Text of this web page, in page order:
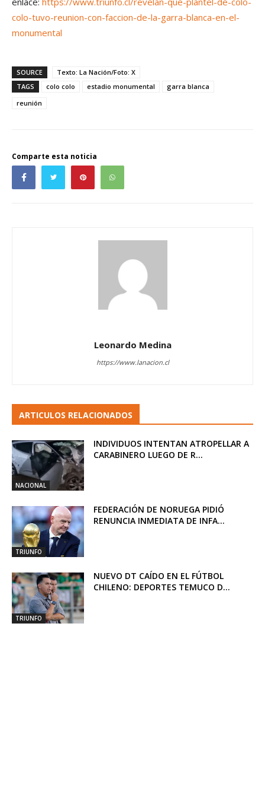
colo-tuvo-reunion-con-faccion-de-la-garra-blanca-en-el-
monumental
SOURCE
Texto: La Nación/Foto: X
TAGS
colo colo estadio monumental
garra blanca
reunión
Comparte esta noticia
Leonardo Medina
https://www.lanacion.cl
ARTICULOS RELACIONADOS
NACIONAL
INDIVIDUOS INTENTAN ATROPELLAR A
CARABINERO LUEGO DE R...
TRIUNFO
FEDERACIÓN DE NORUEGA PIDIÓ
RENUNCIA INMEDIATA DE INFA...
TRIUNFO
NUEVO DT CAÍDO EN EL FÚTBOL
CHILENO: DEPORTES TEMUCO D...